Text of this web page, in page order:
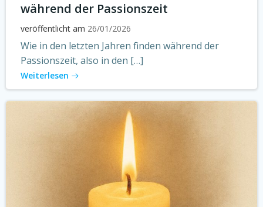
während der Passionszeit
veröffentlicht am 26/01/2026
Wie in den letzten Jahren finden während der
Passionszeit, also in den […]
Weiterlesen